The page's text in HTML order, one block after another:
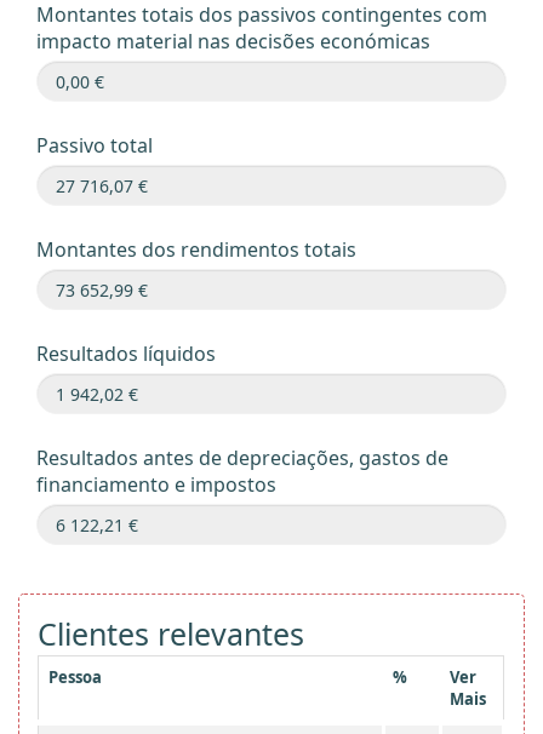
Montantes totais dos passivos contingentes com
impacto material nas decisões económicas
Passivo total
Montantes dos rendimentos totais
Resultados líquidos
Resultados antes de depreciações, gastos de
financiamento e impostos
Clientes relevantes
Pessoa %
Ver
Mais